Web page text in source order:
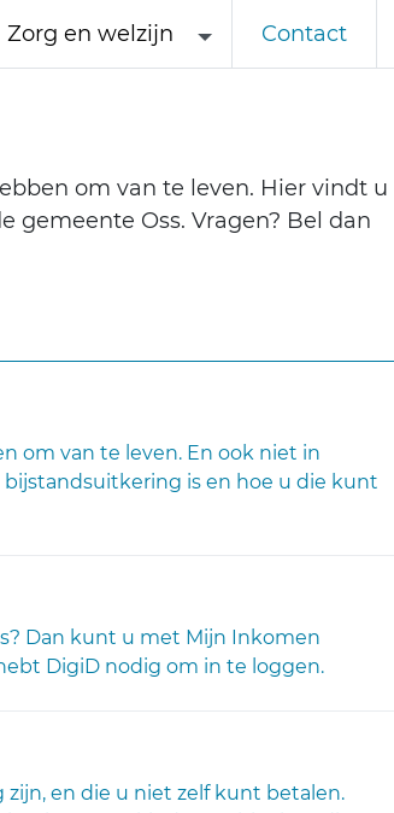
Zorg en welzijn Contact
om van te leven. Hier vindt u
gemeente Oss. Vragen? Bel dan
link)
om van te leven. En ook niet in
is en hoe u die kunt
Dan kunt u met Mijn Inkomen
DigiD nodig om in te loggen.
en die u niet zelf kunt betalen.